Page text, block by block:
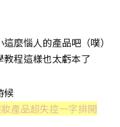
麼惱人的產品吧（噗）
程這樣也太虧本了
候
產品超失控一字排開